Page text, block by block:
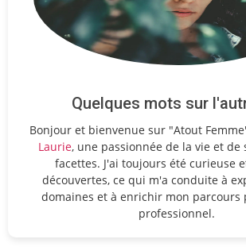
Quelques mots sur
Bonjour et bienvenue sur "Atout
Laurie, une passionnée de la vie et de
facettes. J'ai toujours été curieuse
découvertes, ce qui m'a conduite à
domaines et à enrichir mon parcours
professionnel.